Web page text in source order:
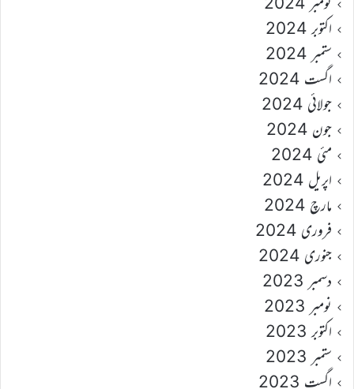
اکتوبر 2024
ستمبر 2024
اگست 2024
جولائی 2024
جون 2024
مئی 2024
اپریل 2024
مارچ 2024
فروری 2024
جنوری 2024
دسمبر 2023
نومبر 2023
اکتوبر 2023
ستمبر 2023
اگست 2023